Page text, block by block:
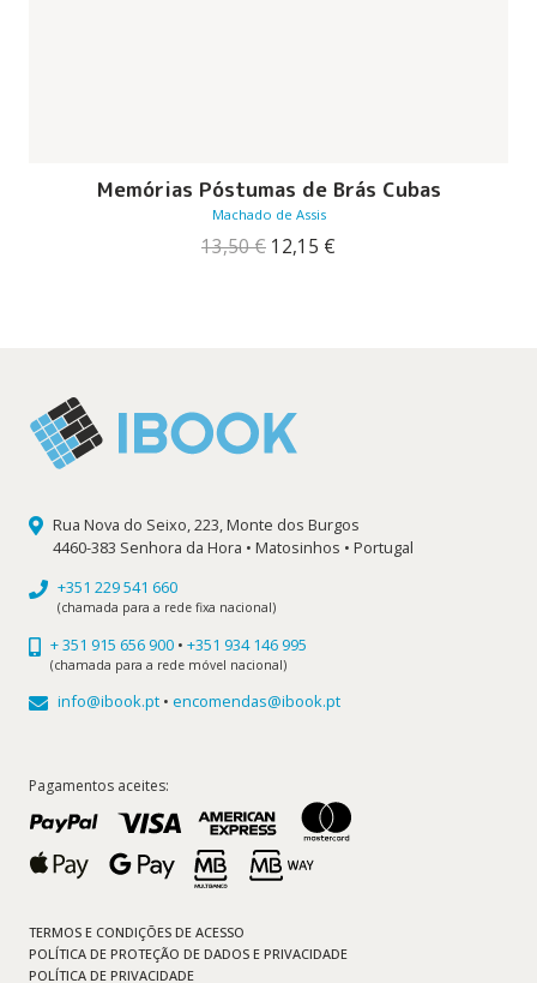
Memórias Póstumas de Brás Cubas
Machado de Assis
13,50€ O
12,15 €
Rua Nova do Seixo, 223, Monte dos Burgos
4460-383 Senhora da Hora • Matosinhos • Portugal
+351 229 541 660
(chamada para a rede fixa nacional)
+ 351 915 656 900 • +351 934 146 995
(chamada para a rede móvel nacional)
info@ibook.pt • encomendas@ibook.pt
Pagamentos aceites:
TERMOS E CONDIÇÕES DE ACESSO
POLÍTICA DE PROTEÇÃO DE DADOS E PRIVACIDADE
POLÍTICA DE PRIVACIDADE